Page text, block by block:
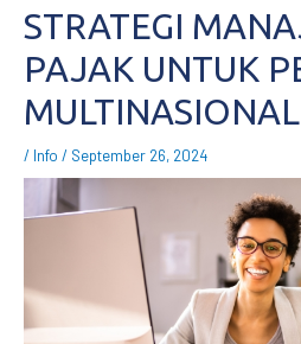
STRATEGI
PAJAK UNTUK
MULTINASIONAL
/ Info / September 26, 2024